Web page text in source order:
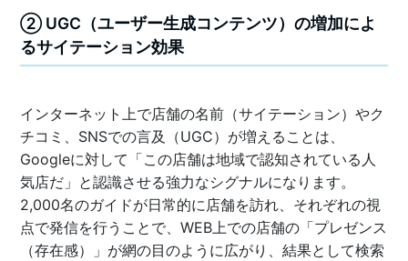
② UGC（ユーザー生成コンテンツ）の増加によ
るサイテーション効果
インターネット上で店舗の名前（サイテーション）やク
チコミ、SNSでの言及（UGC）が増えることは、
Googleに対して「この店舗は地域で認知されている人
気店だ」と認識させる強力なシグナルになります。
2,000名のガイドが日常的に店舗を訪れ、それぞれの視
点で発信を行うことで、WEB上での店舗の「プレゼンス
（存在感）」が網の目のように広がり、結果として検索